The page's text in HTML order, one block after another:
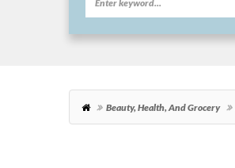
Beauty, Health, And Grocery